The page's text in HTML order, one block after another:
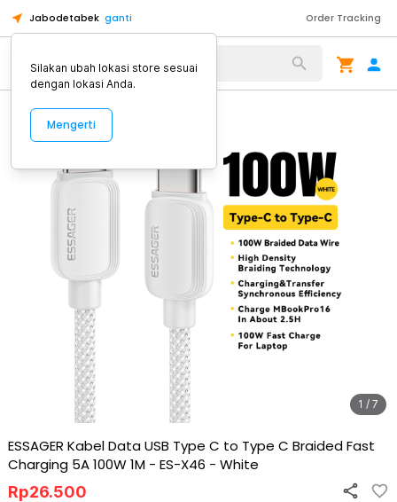
Jabodetabek ganti Order Tracking
Alat Kopi
1 / 7
ESSAGER Kabel Data USB Type C to Type C Braided Fast
Charging 5A 100W 1M - ES-X46 - White
Rp26.500
Silakan ubah lokasi store sesuai
dengan lokasi Anda.
Mengerti